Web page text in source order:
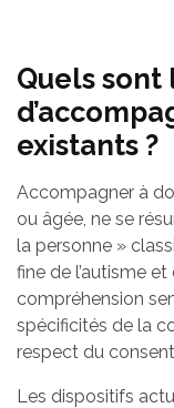
Quels sont
existants ?
Accompagner à
ou âgée, ne se
la personne »
fine de l’autisme
compréhension
spécificités de la
respect du
Les dispositifs